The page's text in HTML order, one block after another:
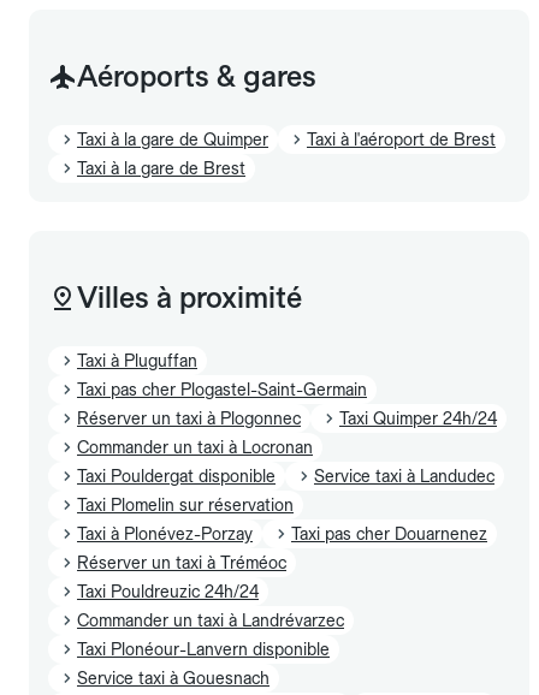
Aéroports & gares
Taxi à la gare de Quimper
Taxi à l'aéroport de Brest
Taxi à la gare de Brest
Villes à proximité
Taxi à Pluguffan
Taxi pas cher Plogastel-Saint-Germain
Réserver un taxi à Plogonnec
Taxi Quimper 24h/24
Commander un taxi à Locronan
Taxi Pouldergat disponible
Service taxi à Landudec
Taxi Plomelin sur réservation
Taxi à Plonévez-Porzay
Taxi pas cher Douarnenez
Réserver un taxi à Tréméoc
Taxi Pouldreuzic 24h/24
Commander un taxi à Landrévarzec
Taxi Plonéour-Lanvern disponible
Service taxi à Gouesnach